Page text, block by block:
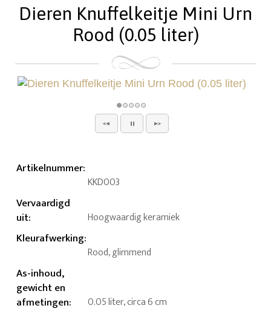
Dieren Knuffelkeitje Mini Urn
Rood (0.05 liter)
Artikelnummer:
KKD003
Vervaardigd
uit: Hoogwaardig keramiek
Kleurafwerking:
Rood, glimmend
As-inhoud,
gewicht en
afmetingen: 0.05 liter, circa 6 cm